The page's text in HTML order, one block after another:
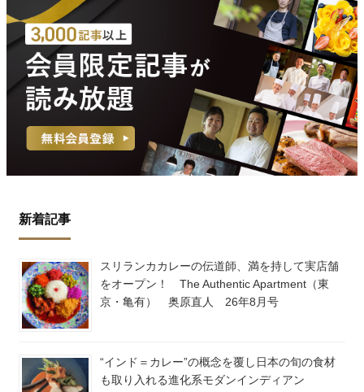
新着記事
スリランカカレーの伝道師、満を持して実店舗
をオープン！ The Authentic Apartment（東
京・亀有） 奥原直人 26年8月号
“インド＝カレー”の概念を覆し日本の旬の食材
も取り入れる進化系モダンインディアン